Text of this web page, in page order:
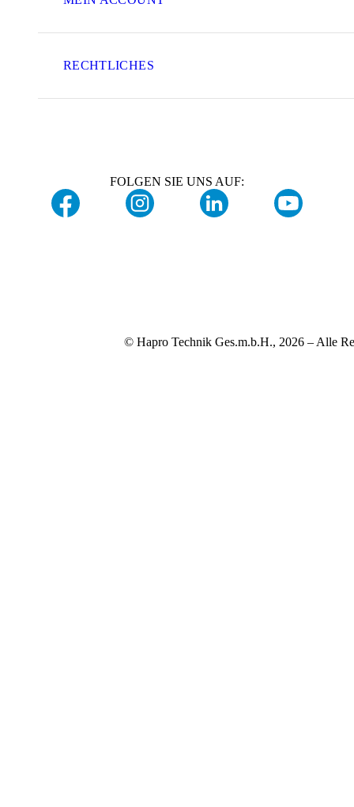
RECHTLICHES
FOLGEN SIE UNS AUF:
© Hapro Technik Ges.m.b.H., 2026 – Alle